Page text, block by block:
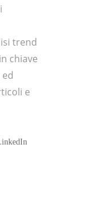
trend
chiave
ed
e